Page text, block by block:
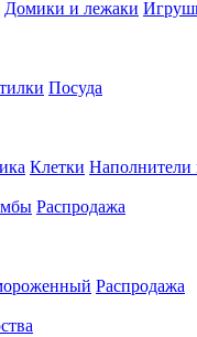
Домики и лежаки
Посуда
Клетки Наполнители
Распродажа
Распродажа